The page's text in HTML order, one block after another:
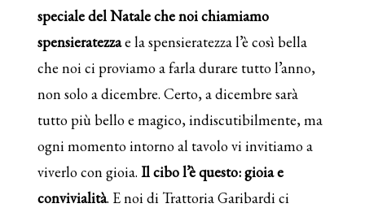
speciale del Natale che noi chiamiamo
spensieratezzae la spensieratezza l’è così bella
che noi ci proviamo a farla durare tutto l’anno,
non solo a dicembre. Certo, a dicembre sarà
tutto più bello e magico, indiscutibilmente, ma
ogni momento intorno al tavolo vi invitiamo a
viverlo con gioia. Il cibo l’è questo: gioia e
convivialità. E noi di Trattoria Garibardi ci